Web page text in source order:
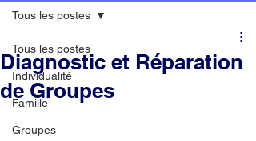
Tous les postes
Individualité
Famille
Groupes
Tous les postes
Diagnostic et Réparation
de Groupes